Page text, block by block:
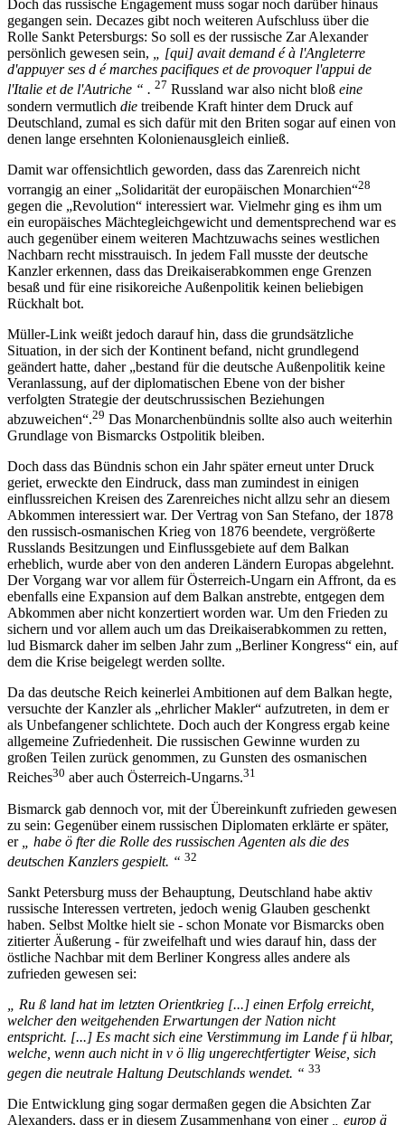
Doch das russische Engagement muss sogar noch darüber hinaus
gegangen sein. Decazes gibt noch weiteren Aufschluss über die
Rolle Sankt Petersburgs: So soll es der russische Zar Alexander
persönlich gewesen sein, „ [qui] avait demand é à l'Angleterre
d'appuyer ses d é marches pacifiques et de provoquer l'appui de
l'Italie et de l'Autriche “ . 27 Russland war also nicht bloß eine
sondern vermutlich die treibende Kraft hinter dem Druck auf
Deutschland, zumal es sich dafür mit den Briten sogar auf einen von
denen lange ersehnten Kolonienausgleich einließ.
Damit war offensichtlich geworden, dass das Zarenreich nicht
vorrangig an einer „Solidarität der europäischen Monarchien“28
gegen die „Revolution“ interessiert war. Vielmehr ging es ihm um
ein europäisches Mächtegleichgewicht und dementsprechend war es
auch gegenüber einem weiteren Machtzuwachs seines westlichen
Nachbarn recht misstrauisch. In jedem Fall musste der deutsche
Kanzler erkennen, dass das Dreikaiserabkommen enge Grenzen
besaß und für eine risikoreiche Außenpolitik keinen beliebigen
Rückhalt bot.
Müller-Link weißt jedoch darauf hin, dass die grundsätzliche
Situation, in der sich der Kontinent befand, nicht grundlegend
geändert hatte, daher „bestand für die deutsche Außenpolitik keine
Veranlassung, auf der diplomatischen Ebene von der bisher
verfolgten Strategie der deutschrussischen Beziehungen
abzuweichen“.29 Das Monarchenbündnis sollte also auch weiterhin
Grundlage von Bismarcks Ostpolitik bleiben.
Doch dass das Bündnis schon ein Jahr später erneut unter Druck
geriet, erweckte den Eindruck, dass man zumindest in einigen
einflussreichen Kreisen des Zarenreiches nicht allzu sehr an diesem
Abkommen interessiert war. Der Vertrag von San Stefano, der 1878
den russisch-osmanischen Krieg von 1876 beendete, vergrößerte
Russlands Besitzungen und Einflussgebiete auf dem Balkan
erheblich, wurde aber von den anderen Ländern Europas abgelehnt.
Der Vorgang war vor allem für Österreich-Ungarn ein Affront, da es
ebenfalls eine Expansion auf dem Balkan anstrebte, entgegen dem
Abkommen aber nicht konzertiert worden war. Um den Frieden zu
sichern und vor allem auch um das Dreikaiserabkommen zu retten,
lud Bismarck daher im selben Jahr zum „Berliner Kongress“ ein, auf
dem die Krise beigelegt werden sollte.
Da das deutsche Reich keinerlei Ambitionen auf dem Balkan hegte,
versuchte der Kanzler als „ehrlicher Makler“ aufzutreten, in dem er
als Unbefangener schlichtete. Doch auch der Kongress ergab keine
allgemeine Zufriedenheit. Die russischen Gewinne wurden zu
großen Teilen zurück genommen, zu Gunsten des osmanischen
Reiches30 aber auch Österreich-Ungarns.31
Bismarck gab dennoch vor, mit der Übereinkunft zufrieden gewesen
zu sein: Gegenüber einem russischen Diplomaten erklärte er später,
er
„ habe ö fter die Rolle des russischen Agenten als die des
deutschen Kanzlers gespielt. “ 32
Sankt Petersburg muss der Behauptung, Deutschland habe aktiv
russische Interessen vertreten, jedoch wenig Glauben geschenkt
haben. Selbst Moltke hielt sie - schon Monate vor Bismarcks oben
zitierter Äußerung - für zweifelhaft und wies darauf hin, dass der
östliche Nachbar mit dem Berliner Kongress alles andere als
zufrieden gewesen sei:
„ Ru ß land hat im letzten Orientkrieg [...] einen Erfolg erreicht,
welcher den weitgehenden Erwartungen der Nation nicht
entspricht. [...] Es macht sich eine Verstimmung im Lande f ü hlbar,
welche, wenn auch nicht in v ö llig ungerechtfertigter Weise, sich
gegen die neutrale Haltung Deutschlands wendet. “ 33
Die Entwicklung ging sogar dermaßen gegen die Absichten Zar
Alexanders, dass er in diesem Zusammenhang von einer „ europ ä